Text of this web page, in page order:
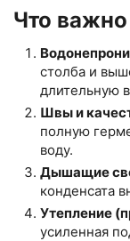
Что
столба и
длительную
Швы и
полную
воду.
Дышащие
конденсата
Утепление
усиленная